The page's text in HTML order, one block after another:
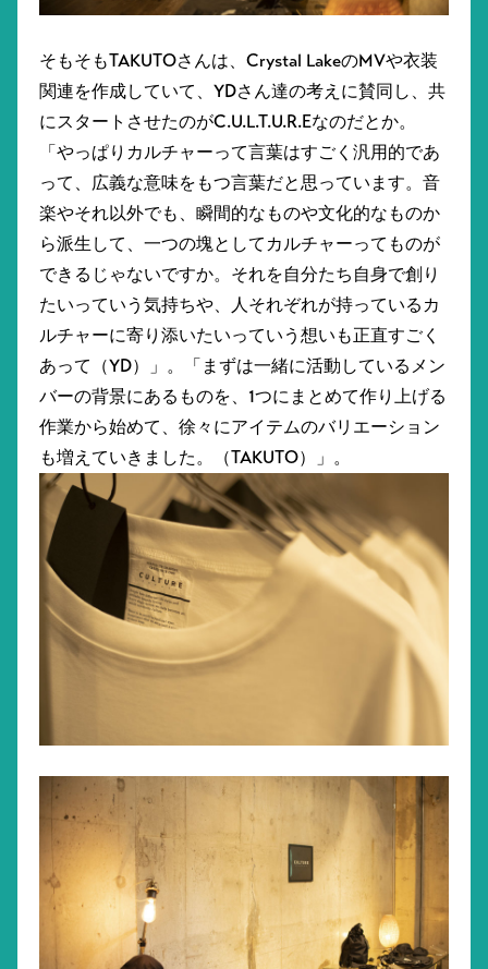
そもそもTAKUTOさんは、Crystal LakeのMVや衣装
関連を作成していて、YDさん達の考えに賛同し、共
にスタートさせたのがC.U.L.T.U.R.Eなのだとか。
「やっぱりカルチャーって言葉はすごく汎用的であ
って、広義な意味をもつ言葉だと思っています。音
楽やそれ以外でも、瞬間的なものや文化的なものか
ら派生して、一つの塊としてカルチャーってものが
できるじゃないですか。それを自分たち自身で創り
たいっていう気持ちや、人それぞれが持っているカ
ルチャーに寄り添いたいっていう想いも正直すごく
あって（YD）」。「まずは一緒に活動しているメン
バーの背景にあるものを、1つにまとめて作り上げる
作業から始めて、徐々にアイテムのバリエーション
も増えていきました。（TAKUTO）」。